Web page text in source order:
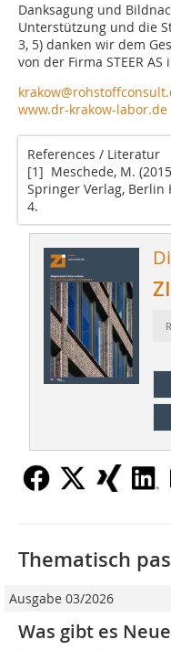
Danksagung und
Unterstützung und die
3, 5) danken wir dem
von der Firma STEER
www.dr-krakow-labor.de
References / Literatur
[1] Meschede, M.
Springer Verlag, Berlin
4.
Thematisch
Ausgabe 03/2026
Was gibt es